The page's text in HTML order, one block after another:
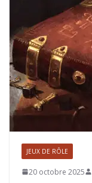
JEUX DE RÔLE
20 octobre 2025